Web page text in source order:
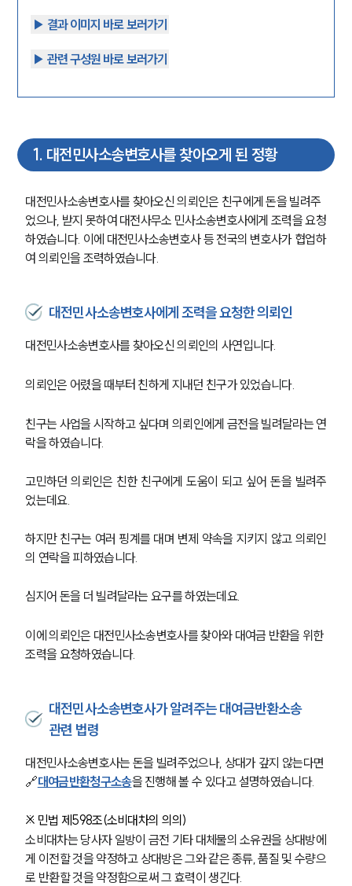
▶︎ 결과 이미지 바로 보러가기
▶︎ 관련 구성원 바로 보러가기
1. 대전민사소송변호사를 찾아오게 된 정황
대전민사소송변호사를 찾아오신 의뢰인은 친구에게 돈을 빌려주
었으나, 받지 못하여 대전사무소 민사소송변호사에게 조력을 요청
하였습니다. 이에 대전민사소송변호사 등 전국의 변호사가 협업하
여 의뢰인을 조력하였습니다.
대전민사소송변호사에게 조력을 요청한 의뢰인
대전민사소송변호사를 찾아오신 의뢰인의 사연입니다.
의뢰인은 어렸을 때부터 친하게 지내던 친구가 있었습니다.
친구는 사업을 시작하고 싶다며 의뢰인에게 금전을 빌려달라는 연
락을 하였습니다.
고민하던 의뢰인은 친한 친구에게 도움이 되고 싶어 돈을 빌려주
었는데요.
하지만 친구는 여러 핑계를 대며 변제 약속을 지키지 않고 의뢰인
의 연락을 피하였습니다.
심지어 돈을 더 빌려달라는 요구를 하였는데요.
이에 의뢰인은 대전민사소송변호사를 찾아와 대여금 반환을 위한
조력을 요청하였습니다.
대전민사소송변호사가 알려주는 대여금반환소송
관련 법령
대전민사소송변호사는 돈을 빌려주었으나, 상대가 갚지 않는다면
🔗대여금반환청구소송을 진행해 볼 수 있다고 설명하였습니다.
※ 민법 제598조(소비대차의 의의)
소비대차는 당사자 일방이 금전 기타 대체물의 소유권을 상대방에
게 이전할 것을 약정하고 상대방은 그와 같은 종류, 품질 및 수량으
로 반환할 것을 약정함으로써 그 효력이 생긴다.